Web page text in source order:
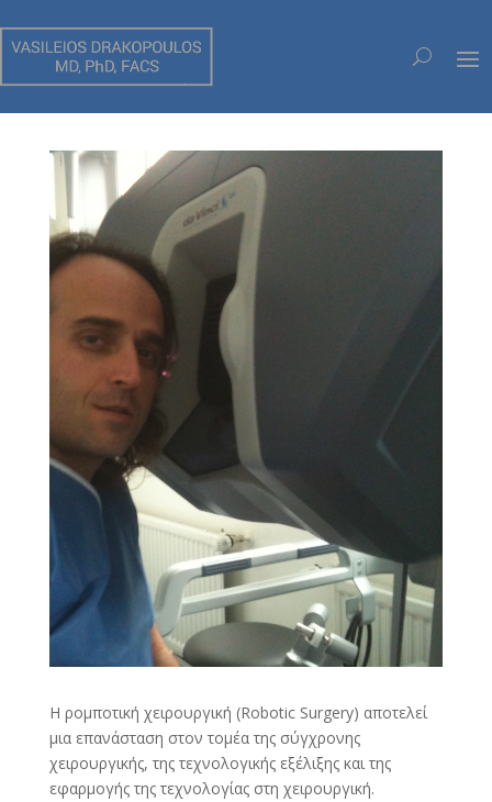
ΡΟΜΠΟΤΙΚΗ ΧΕΙΡΟΥΡΓΙΚΗ
Η ρομποτική χειρουργική (Robotic Surgery) αποτελεί
μια επανάσταση στον τομέα της σύγχρονης
χειρουργικής, της τεχνολογικής εξέλιξης και της
εφαρμογής της τεχνολογίας στη χειρουργική.